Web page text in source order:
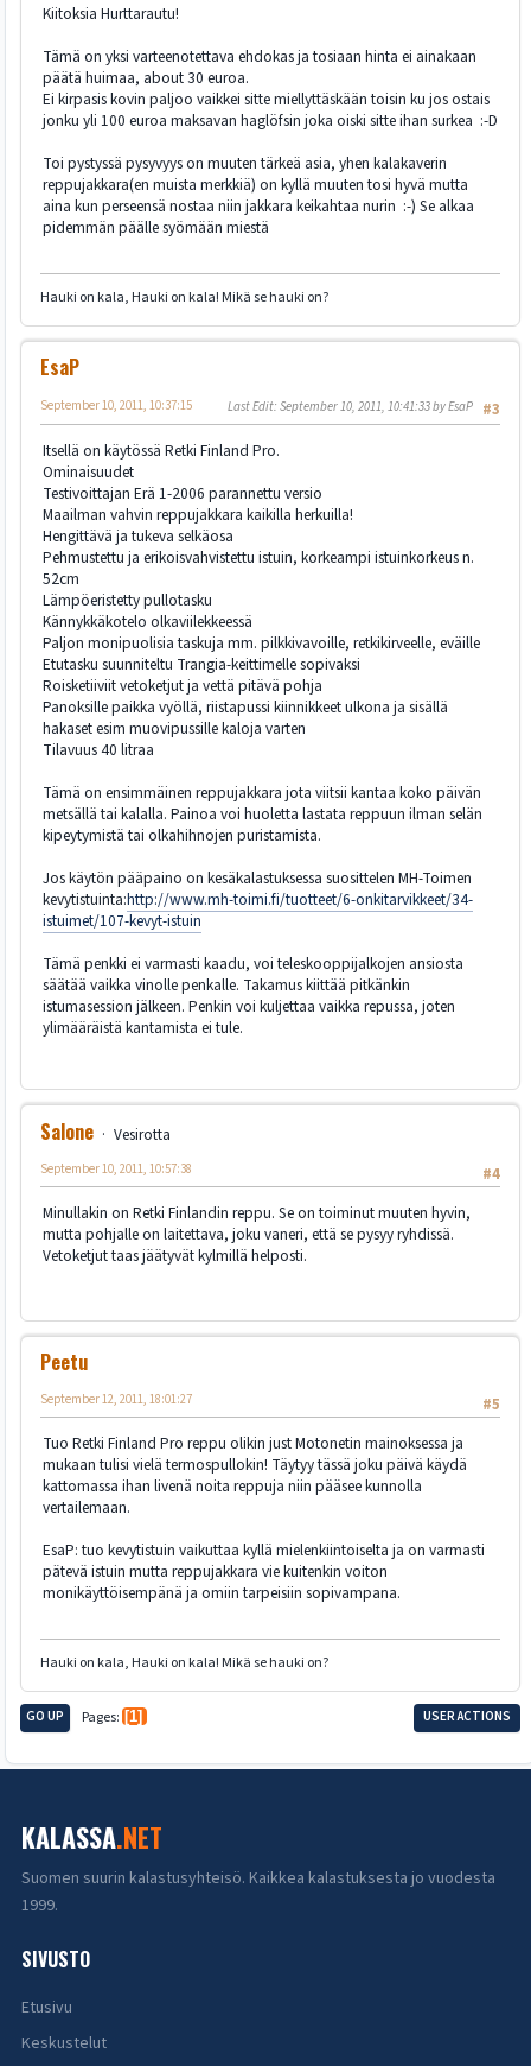
Kiitoksia Hurttarautu!
Tämä on yksi varteenotettava ehdokas ja tosiaan hinta ei ainakaan
päätä huimaa, about 30 euroa.
Ei kirpasis kovin paljoo vaikkei sitte miellyttäskään toisin ku jos ostais
jonku yli 100 euroa maksavan haglöfsin joka oiski sitte ihan surkea :-D
Toi pystyssä pysyvyys on muuten tärkeä asia, yhen kalakaverin
reppujakkara(en muista merkkiä) on kyllä muuten tosi hyvä mutta
aina kun perseensä nostaa niin jakkara keikahtaa nurin :-) Se alkaa
pidemmän päälle syömään miestä
Hauki on kala, Hauki on kala! Mikä se hauki on?
EsaP
#3
September 10, 2011, 10:37:15 Last Edit: September 10, 2011, 10:41:33 by EsaP
Itsellä on käytössä Retki Finland Pro.
Ominaisuudet
Testivoittajan Erä 1-2006 parannettu versio
Maailman vahvin reppujakkara kaikilla herkuilla!
Hengittävä ja tukeva selkäosa
Pehmustettu ja erikoisvahvistettu istuin, korkeampi istuinkorkeus n.
52cm
Lämpöeristetty pullotasku
Kännykkäkotelo olkaviilekkeessä
Paljon monipuolisia taskuja mm. pilkkivavoille, retkikirveelle, eväille
Etutasku suunniteltu Trangia-keittimelle sopivaksi
Roisketiiviit vetoketjut ja vettä pitävä pohja
Panoksille paikka vyöllä, riistapussi kiinnikkeet ulkona ja sisällä
hakaset esim muovipussille kaloja varten
Tilavuus 40 litraa
Tämä on ensimmäinen reppujakkara jota viitsii kantaa koko päivän
metsällä tai kalalla. Painoa voi huoletta lastata reppuun ilman selän
kipeytymistä tai olkahihnojen puristamista.
Jos käytön pääpaino on kesäkalastuksessa suosittelen MH-Toimen
kevytistuinta:http://www.mh-toimi.fi/tuotteet/6-onkitarvikkeet/34-
istuimet/107-kevyt-istuin
Tämä penkki ei varmasti kaadu, voi teleskooppijalkojen ansiosta
säätää vaikka vinolle penkalle. Takamus kiittää pitkänkin
istumasession jälkeen. Penkin voi kuljettaa vaikka repussa, joten
ylimääräistä kantamista ei tule.
Salone
Vesirotta
#4
September 10, 2011, 10:57:38
Minullakin on Retki Finlandin reppu. Se on toiminut muuten hyvin,
mutta pohjalle on laitettava, joku vaneri, että se pysyy ryhdissä.
Vetoketjut taas jäätyvät kylmillä helposti.
Peetu
#5
September 12, 2011, 18:01:27
Tuo Retki Finland Pro reppu olikin just Motonetin mainoksessa ja
mukaan tulisi vielä termospullokin! Täytyy tässä joku päivä käydä
kattomassa ihan livenä noita reppuja niin pääsee kunnolla
vertailemaan.
EsaP: tuo kevytistuin vaikuttaa kyllä mielenkiintoiselta ja on varmasti
pätevä istuin mutta reppujakkara vie kuitenkin voiton
monikäyttöisempänä ja omiin tarpeisiin sopivampana.
Hauki on kala, Hauki on kala! Mikä se hauki on?
GO UP Pages 1 USER ACTIONS
KALASSA.NET
Suomen suurin kalastusyhteisö. Kaikkea kalastuksesta jo vuodesta
1999.
SIVUSTO
Etusivu
Keskustelut